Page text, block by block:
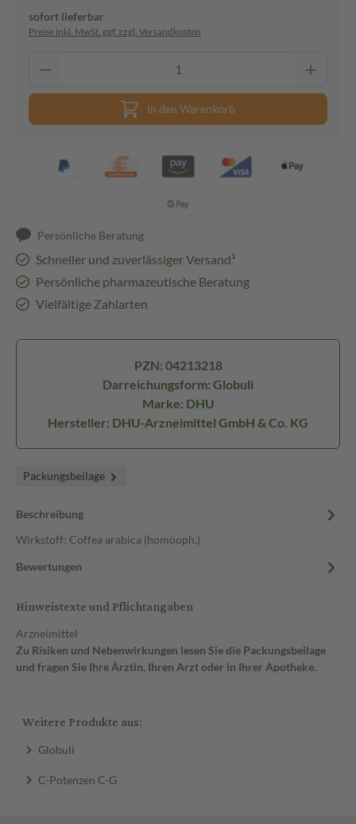
sofort lieferbar
Preise inkl. MwSt. ggf. zzgl. Versandkosten
In den Warenkorb
Persönliche Beratung
Schneller und zuverlässiger Versand³
Persönliche pharmazeutische Beratung
Vielfältige Zahlarten
PZN: 04213218
Darreichungsform: Globuli
Marke: DHU
Hersteller: DHU-Arzneimittel GmbH & Co. KG
Packungsbeilage
Beschreibung
Wirkstoff: Coffea arabica (homöoph.)
Bewertungen
Hinweistexte und Pflichtangaben
Arzneimittel
Zu Risiken und Nebenwirkungen lesen Sie die Packungsbeilage
und fragen Sie Ihre Ärztin, Ihren Arzt oder in Ihrer Apotheke.
Weitere Produkte aus:
Globuli
C-Potenzen C-G